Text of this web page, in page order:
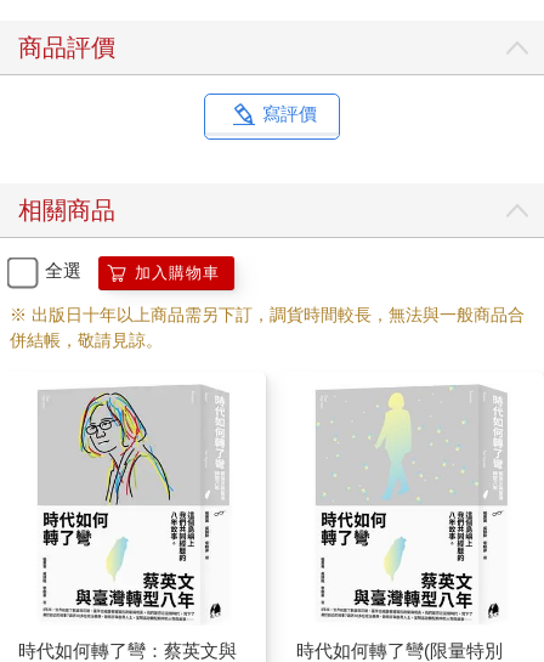
商品評價
寫評價
相關商品
全選 加入購物車
※ 出版日十年以上商品需另下訂，調貨時間較長，無法與一般商品合
併結帳，敬請見諒。
時代如何轉了彎：蔡英文與
時代如何轉了彎(限量特別